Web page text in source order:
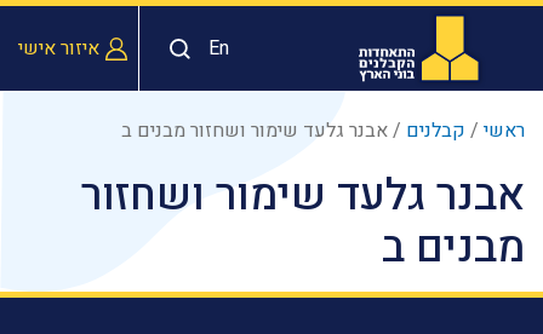
En איזור אישי
ראשי / קבלנים /אבנר גלעד שימור ושחזור מבנים ב
אבנר גלעד שימור ושחזור
מבנים ב